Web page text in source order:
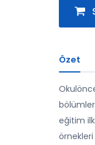
Özet
eğitim